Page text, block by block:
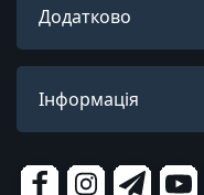
Додатково
Інформація